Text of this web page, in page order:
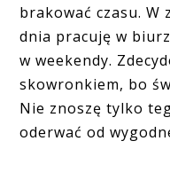
brakować czasu. W
dnia pracuję w
w weekendy.
skowronkiem, bo
Nie znoszę tylko
oderwać od